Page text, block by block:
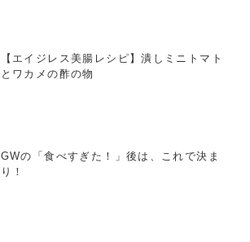
【エイジレス美腸レシピ】潰しミニトマト
とワカメの酢の物
GWの「食べすぎた！」後は、これで決ま
り！